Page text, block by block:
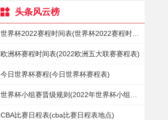
头条风云榜
欧洲杯赛程时间表(2022欧洲五大联赛赛程表)
今日世界杯赛程(今日世界杯赛程表)
CBA比赛日程表(cba比赛日程表地点)